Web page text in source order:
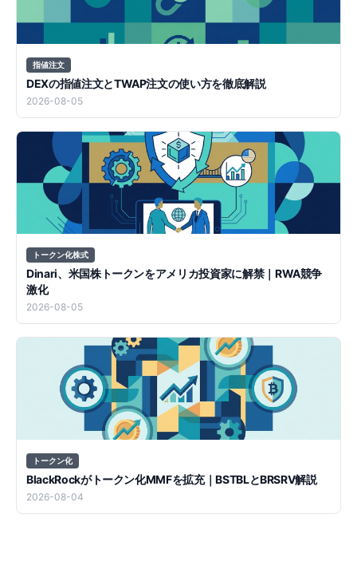
指値注文
DEXの指値注文とTWAP注文の使い方を徹底解説
2026-08-05
トークン化株式
Dinari、米国株トークンをアメリカ投資家に解禁｜RWA競争
激化
2026-08-05
トークン化
BlackRockがトークン化MMFを拡充｜BSTBLとBRSRV解説
2026-08-04